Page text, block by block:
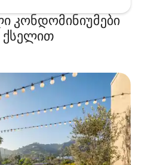
კონდომინიუმები
ქსელით